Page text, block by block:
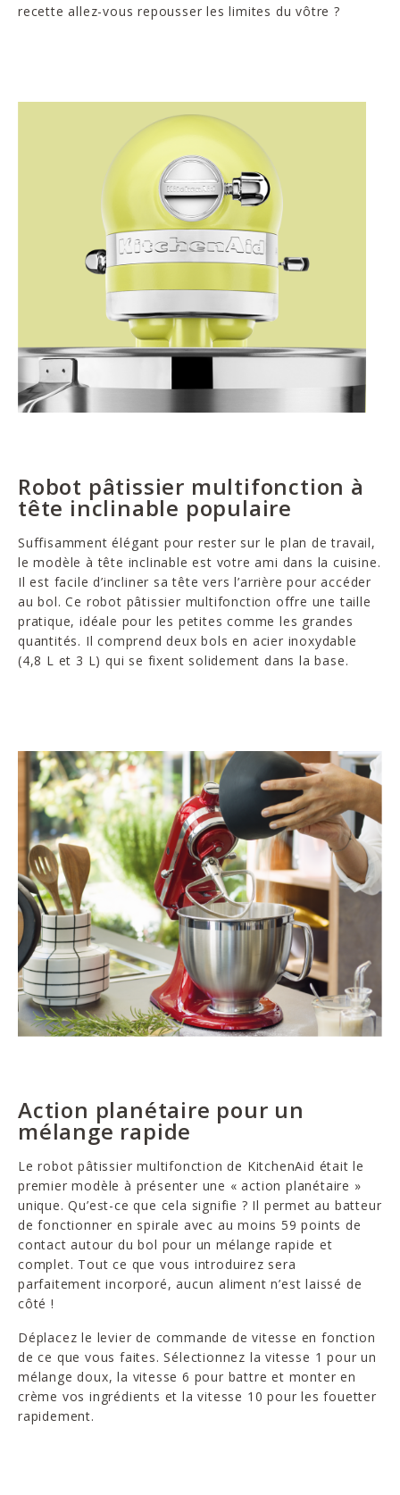
recette allez-vous repousser les limites du vôtre ?
Robot pâtissier multifonction à
tête inclinable populaire
Suffisamment élégant pour rester sur le plan de travail,
le modèle à tête inclinable est votre ami dans la cuisine.
Il est facile d’incliner sa tête vers l’arrière pour accéder
au bol. Ce robot pâtissier multifonction offre une taille
pratique, idéale pour les petites comme les grandes
quantités. Il comprend deux bols en acier inoxydable
(4,8 L et 3 L) qui se fixent solidement dans la base.
Action planétaire pour un
mélange rapide
Le robot pâtissier multifonction de KitchenAid était le
premier modèle à présenter une « action planétaire »
unique. Qu’est-ce que cela signifie ? Il permet au batteur
de fonctionner en spirale avec au moins 59 points de
contact autour du bol pour un mélange rapide et
complet. Tout ce que vous introduirez sera
parfaitement incorporé, aucun aliment n’est laissé de
côté !
Déplacez le levier de commande de vitesse en fonction
de ce que vous faites. Sélectionnez la vitesse 1 pour un
mélange doux, la vitesse 6 pour battre et monter en
crème vos ingrédients et la vitesse 10 pour les fouetter
rapidement.